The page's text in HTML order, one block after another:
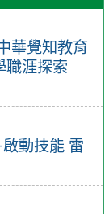
華覺知教育
職涯探索
動技能 雷